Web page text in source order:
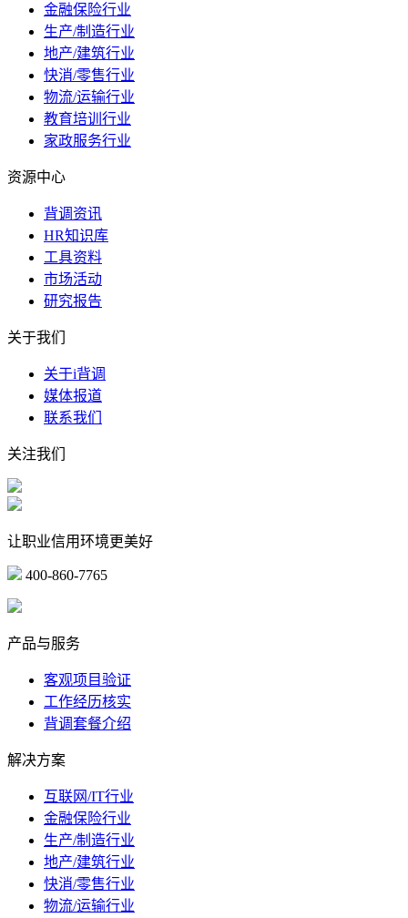
金融保险行业
生产/制造行业
地产/建筑行业
快消/零售行业
物流/运输行业
教育培训行业
家政服务行业
资源中心
背调资讯
HR知识库
工具资料
市场活动
研究报告
关于我们
关于i背调
媒体报道
联系我们
关注我们
让职业信用环境更美好
400-860-7765
产品与服务
客观项目验证
工作经历核实
背调套餐介绍
解决方案
互联网/IT行业
金融保险行业
生产/制造行业
地产/建筑行业
快消/零售行业
物流/运输行业